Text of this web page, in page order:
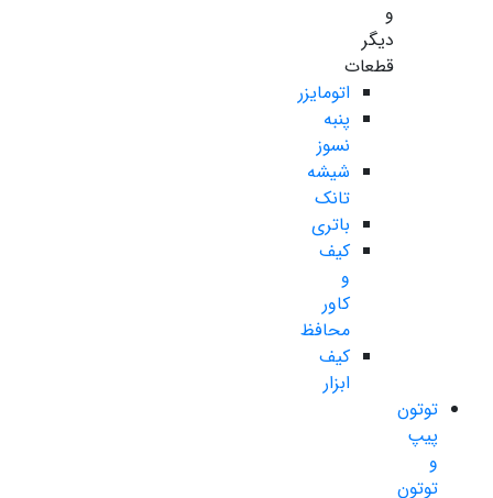
و
دیگر
قطعات
اتومایزر
پنبه
نسوز
شیشه
تانک
باتری
کیف
و
کاور
محافظ
کیف
ابزار
توتون
پیپ
و
توتون